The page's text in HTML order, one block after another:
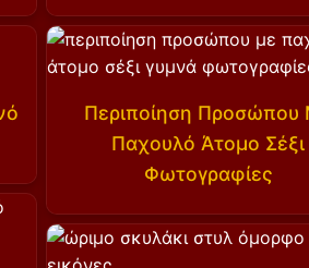
Περιποίηση Προσώπου
Παχουλό Άτομο Σέξι
Φωτογραφίες